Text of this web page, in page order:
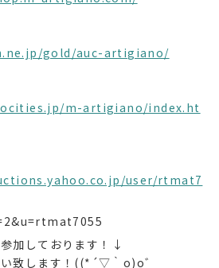
gold/auc-artigiano/
m-artigiano/index.ht
user/rtmat7
加しております！↓
致します！((*´▽｀o)o゛